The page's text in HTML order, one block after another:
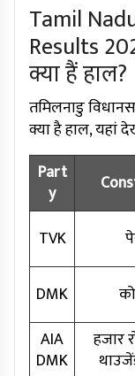
Tamil
Results
क्या हैं हाल?
तमिलनाडु
क्या है हाल, यहां
Part
y
TVK
DMK
AIA
DMK
हजार